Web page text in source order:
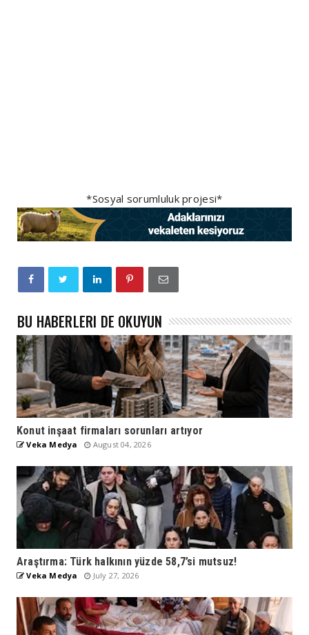
*Sosyal sorumluluk projesi*
BU HABERLERI DE OKUYUN
Konut inşaat firmaları sorunları artıyor
Veka Medya August 04, 2026
Araştırma: Türk halkının yüzde 58,7’si mutsuz!
Veka Medya July 27, 2026